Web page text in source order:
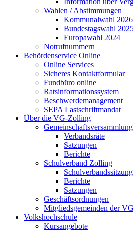
Information über
Wahlen / Abstimmungen
Kommunalwahl 2026
Bundestagswahl 2025
Europawahl 2024
Notrufnummern
Behördenservice Online
Online Services
Sicheres Kontaktformular
Fundbüro online
Ratsinformationssystem
Beschwerdemanagement
SEPA Lastschriftmandat
Über die VG-Zolling
Gemeinschaftsversammlung
Verbandsräte
Satzungen
Berichte
Schulverband Zolling
Berichte
Satzungen
Geschäftsordnungen
Mitgliedsgemeinden der VG
Volkshochschule
Kursangebote